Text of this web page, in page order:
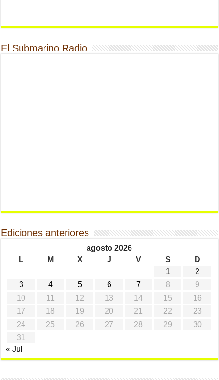
El Submarino Radio
Ediciones anteriores
agosto 2026
L
M X J V S
D
1
2
3
4 5 6 7 8
9
10
11 12 13 14 15
16
17
18 19 20 21 22
23
24
25 26 27 28 29
30
31
« Jul